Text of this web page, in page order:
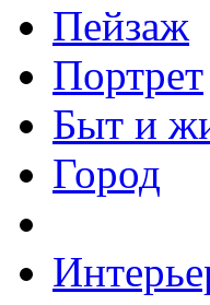
Пейзаж
Портрет
Быт и
Город